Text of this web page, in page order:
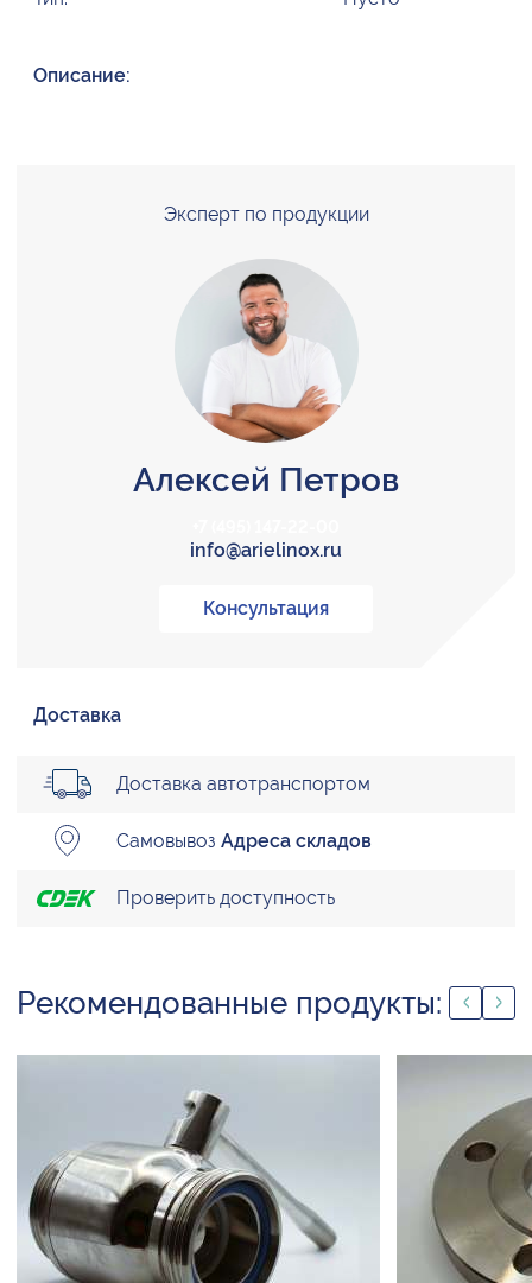
Описание:
Эксперт по продукции
Алексей Петров
info@arielinox.ru
Консультация
Доставка
Доставка автотранспортом
Самовывоз Адреса складов
Проверить доступность
Рекомендованные продукты: